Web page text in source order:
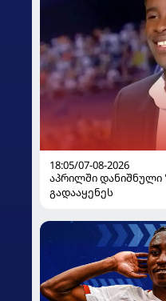
18:05/07-08-2026
აპრილში
გადააყენეს